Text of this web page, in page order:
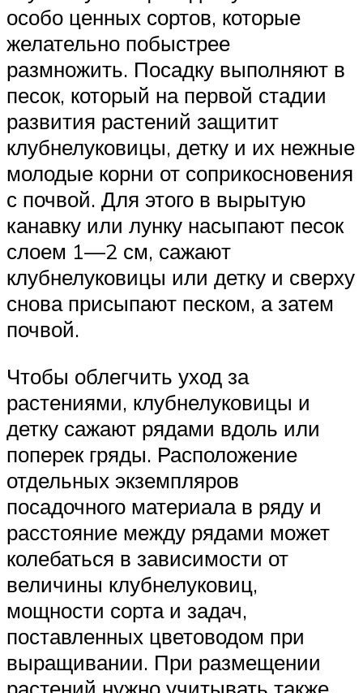
особо ценных сортов, которые
желательно побыстрее
размножить. Посадку выполняют в
песок, который на первой стадии
развития растений защитит
клубнелуковицы, детку и их нежные
молодые корни от соприкосновения
с почвой. Для этого в вырытую
канавку или лунку насыпают песок
слоем 1—2 см, сажают
клубнелуковицы или детку и сверху
снова присыпают песком, а затем
почвой.
Чтобы облегчить уход за
растениями, клубнелуковицы и
детку сажают рядами вдоль или
поперек гряды. Расположение
отдельных экземпляров
посадочного материала в ряду и
расстояние между рядами может
колебаться в зависимости от
величины клубнелуковиц,
мощности сорта и задач,
поставленных цветоводом при
выращивании. При размещении